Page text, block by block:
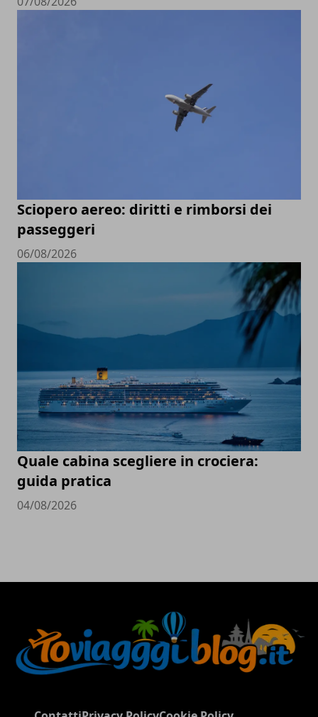
Sciopero aereo: diritti e rimborsi dei
passeggeri
06/08/2026
Quale cabina scegliere in crociera:
guida pratica
04/08/2026